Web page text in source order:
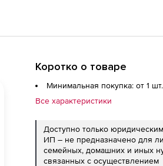
Коротко о товаре
Минимальная покупка: от 1 шт.
Все характеристики
Доступно только
ИП – не предназначено для
семейных, домашних и иных
связанных с осуществлением